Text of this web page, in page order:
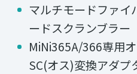
マルチモードファ
ードスクランブラ
MiNi365A/366専用
SC(オス)変換アダ